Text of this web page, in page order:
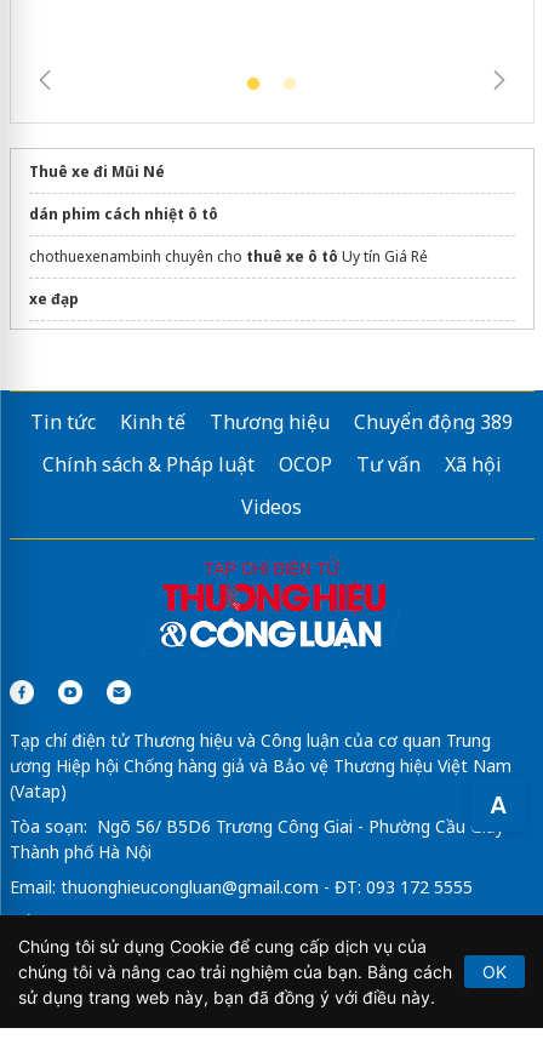
A
Thuê xe đi Mũi Né
dán phim cách nhiệt ô tô
chothuexenambinh chuyên cho thuê xe ô tô Uy tín Giá Rẻ
xe đạp
Tin tức Kinh tế Thương hiệu
Chuyển động 389
Chính sách & Pháp luật
OCOP Tư vấn
Xã hội
Videos
Tạp chí điện tử Thương hiệu và Công luận của cơ quan Trung
ương Hiệp hội Chống hàng giả và Bảo vệ Thương hiệu Việt Nam
(Vatap)
Tòa soạn: Ngõ 56/ B5D6 Trương Công Giai - Phường Cầu Giấy -
Thành phố Hà Nội
Email: thuonghieucongluan@gmail.com - ĐT: 093 172 5555
Tổng Biên Tập: Vũ Đức Thuận
Giấy phép hoạt động báo chí điện tử số 64/GP-BTTTT do Bộ
Thông tin và Truyền thông cấp ngày 21/2/2020.
Chúng tôi sử dụng Cookie để cung cấp dịch vụ của
chúng tôi và nâng cao trải nghiệm của bạn. Bằng cách
sử dụng trang web này, bạn đã đồng ý với điều này.
OK